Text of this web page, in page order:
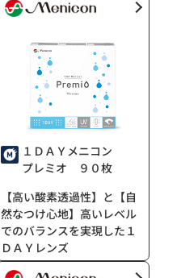
１ＤＡＹメニコン
プレミオ ９０枚
【高い酸素透過性】と【自
然なつけ心地】高いレベル
でのバランスを実現した１
ＤＡＹレンズ